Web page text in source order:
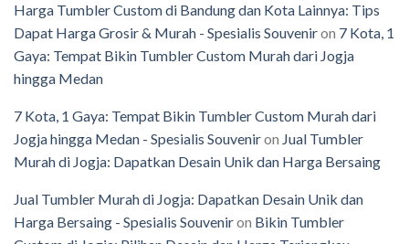
Harga Tumbler Custom di Bandung dan Kota Lainnya: Tips
Dapat Harga Grosir & Murah - Spesialis Souveniron 7 Kota, 1
Gaya: Tempat Bikin Tumbler Custom Murah dari Jogja
hingga Medan
7 Kota, 1 Gaya: Tempat Bikin Tumbler Custom Murah dari
Jogja hingga Medan - Spesialis Souveniron Jual Tumbler
Murah di Jogja: Dapatkan Desain Unik dan Harga Bersaing
Jual Tumbler Murah di Jogja: Dapatkan Desain Unik dan
Harga Bersaing - Spesialis Souveniron Bikin Tumbler